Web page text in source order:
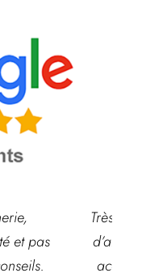
choix de fleurs et
de pots ou autre
est souvent